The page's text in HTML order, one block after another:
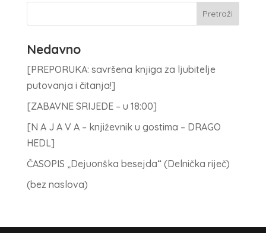
Nedavno
[PREPORUKA: savršena knjiga za ljubitelje
putovanja i čitanja!]
[ZABAVNE SRIJEDE – u 18:00]
[N A J A V A – književnik u gostima – DRAGO
HEDL]
ČASOPIS „Dejuonška besejda“ (Delnička riječ)
(bez naslova)